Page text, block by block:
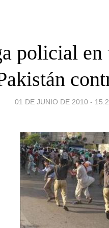
policial en
01 DE JUNIO DE 2010 -